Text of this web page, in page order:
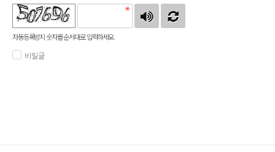
자동등록방지 숫자를 순서대로 입력하세요.
비밀글